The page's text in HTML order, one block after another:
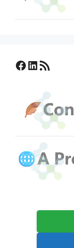
Facebook
LinkedIn
Flux RSS